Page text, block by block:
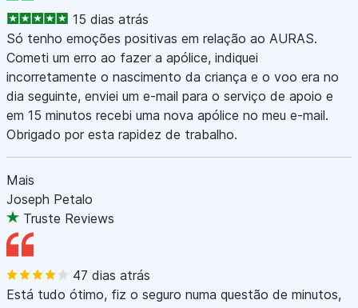
15 dias atrás
Só tenho emoções positivas em relação ao AURAS.
Cometi um erro ao fazer a apólice, indiquei
incorretamente o nascimento da criança e o voo era no
dia seguinte, enviei um e-mail para o serviço de apoio e
em 15 minutos recebi uma nova apólice no meu e-mail.
Obrigado por esta rapidez de trabalho.
Mais
Joseph Petalo
Truste Reviews
47 dias atrás
Está tudo ótimo, fiz o seguro numa questão de minutos,